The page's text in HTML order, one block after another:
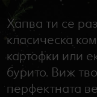
Хапва ти се
класическа
картофки или
бурито. Виж
перфектната